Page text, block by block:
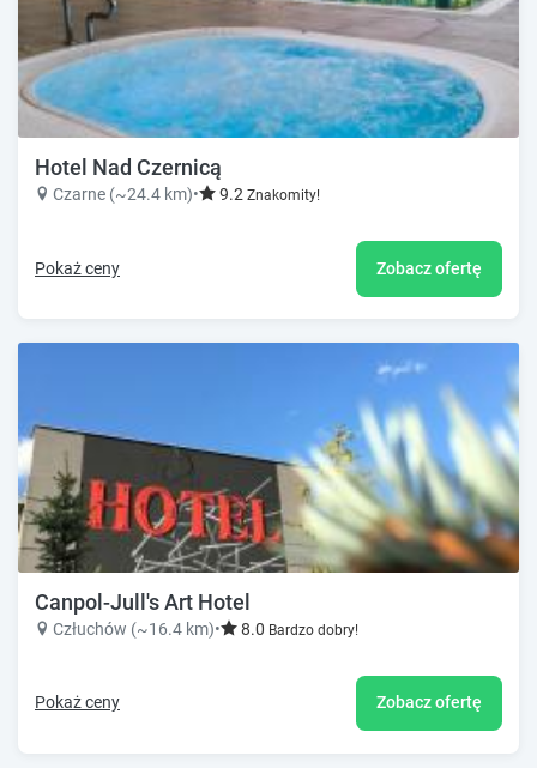
Hotel Nad Czernicą
Czarne (~24.4 km)• 9.2 Znakomity!
Pokaż ceny Zobacz ofertę
Canpol-Jull's Art Hotel
Człuchów (~16.4 km)• 8.0 Bardzo dobry!
Pokaż ceny Zobacz ofertę